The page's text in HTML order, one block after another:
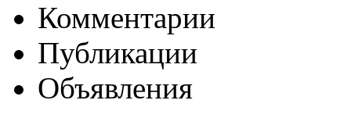
Комментарии
Публикации
Объявления